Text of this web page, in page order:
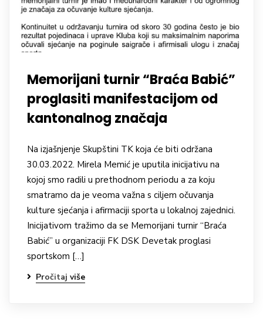
Memorijani turnir “Braća Babić”
proglasiti manifestacijom od
kantonalnog značaja
Na izjašnjenje Skupštini TK koja će biti održana
30.03.2022. Mirela Memić je uputila inicijativu na
kojoj smo radili u prethodnom periodu a za koju
smatramo da je veoma važna s ciljem očuvanja
kulture sjećanja i afirmaciji sporta u lokalnoj zajednici.
Inicijativom tražimo da se Memorijani turnir “Braća
Babić” u organizaciji FK DSK Devetak proglasi
sportskom […]
Pročitaj više